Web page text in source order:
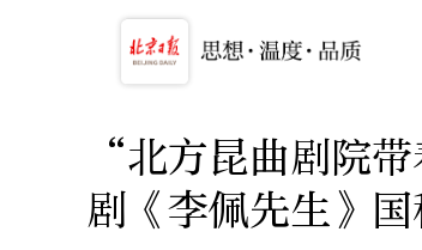
“北方昆曲剧院
剧《李佩先生》